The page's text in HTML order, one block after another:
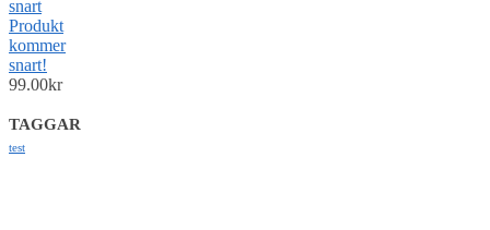
Produkt
kommer
snart!
99.00kr
TAGGAR
test